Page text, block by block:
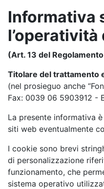
Informativa
(Art. 13 del
Titolare del trattamento
(nel prosieguo anche
Fax: 0039 06 5903912 -
La presente informativa
siti web eventualmente
I cookie sono brevi
di personalizzazione
funzionamento, che
sistema operativo